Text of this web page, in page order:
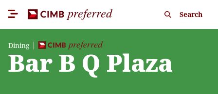
Search
Dining
Bar B Q Plaza